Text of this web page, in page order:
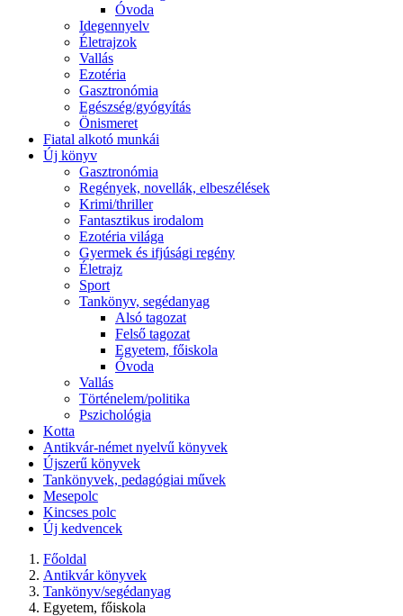
Óvoda
Idegennyelv
Életrajzok
Vallás
Ezotéria
Gasztronómia
Egészség/gyógyítás
Önismeret
Fiatal alkotó munkái
Új könyv
Gasztronómia
Regények, novellák, elbeszélések
Krimi/thriller
Fantasztikus irodalom
Ezotéria világa
Gyermek és ifjúsági regény
Életrajz
Sport
Tankönyv, segédanyag
Alsó tagozat
Felső tagozat
Egyetem, főiskola
Óvoda
Vallás
Történelem/politika
Pszichológia
Kotta
Antikvár-német nyelvű könyvek
Újszerű könyvek
Tankönyvek, pedagógiai művek
Mesepolc
Kincses polc
Új kedvencek
Főoldal
Antikvár könyvek
Tankönyv/segédanyag
Egyetem, főiskola